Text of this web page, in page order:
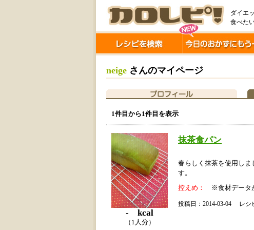
ダイエ
食べた
neige さんのマイページ
1件目から1件目を表示
- kcal
（1人分）
抹茶食パン
春らしく抹茶を使用し
す。
控えめ： ※食材データ
投稿日：2014-03-04 レシ